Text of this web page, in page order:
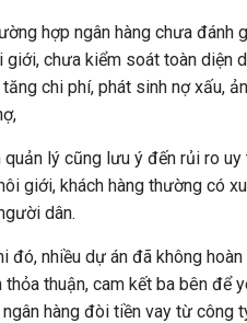
hợp ngân hàng chưa
giới, chưa kiểm soát toàn diện
chi phí, phát sinh nợ xấu,
quản lý cũng lưu ý đến rủi ro
giới, khách hàng thường có
dân.
đó, nhiều dự án đã không
thỏa thuận, cam kết ba bên để
hàng đòi tiền vay từ công